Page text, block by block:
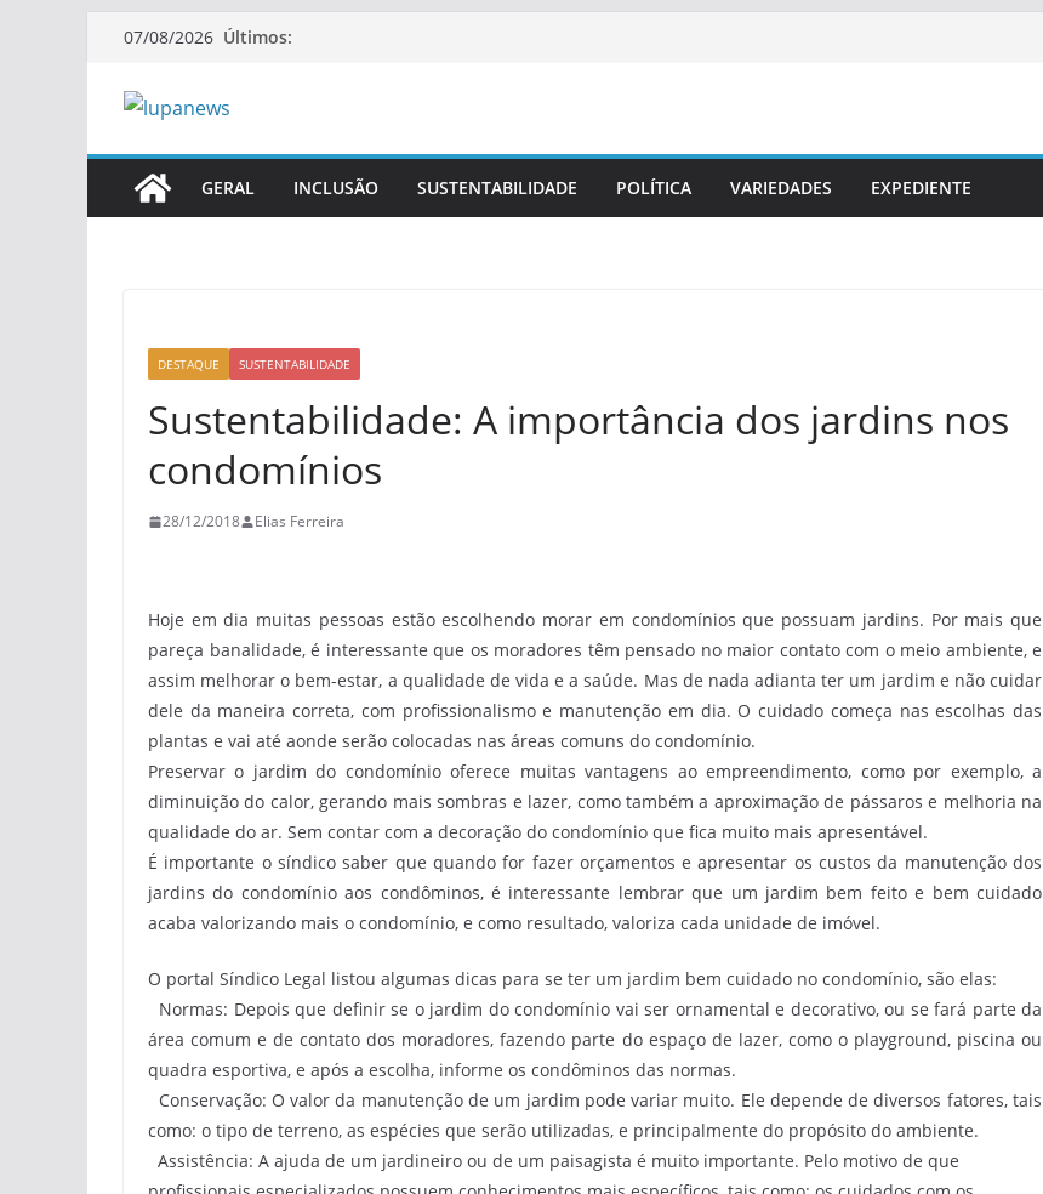
Pular07/08/2026 Últimos:
GERAL INCLUSÃO SUSTENTABILIDADE POLÍTICA VARIEDADES EXPEDIENTE
DESTAQUE SUSTENTABILIDADE
Sustentabilidade: A importância dos jardins nos
condomínios
28/12/2018 Elias Ferreira
Hoje em dia muitas pessoas estão escolhendo morar em condomínios que possuam jardins. Por mais que
pareça banalidade, é interessante que os moradores têm pensado no maior contato com o meio ambiente, e
assim melhorar o bem-estar, a qualidade de vida e a saúde. Mas de nada adianta ter um jardim e não cuidar
dele da maneira correta, com profissionalismo e manutenção em dia. O cuidado começa nas escolhas das
plantas e vai até aonde serão colocadas nas áreas comuns do condomínio.
Preservar o jardim do condomínio oferece muitas vantagens ao empreendimento, como por exemplo, a
diminuição do calor, gerando mais sombras e lazer, como também a aproximação de pássaros e melhoria na
qualidade do ar. Sem contar com a decoração do condomínio que fica muito mais apresentável.
É importante o síndico saber que quando for fazer orçamentos e apresentar os custos da manutenção dos
jardins do condomínio aos condôminos, é interessante lembrar que um jardim bem feito e bem cuidado
acaba valorizando mais o condomínio, e como resultado, valoriza cada unidade de imóvel.
O portal Síndico Legal listou algumas dicas para se ter um jardim bem cuidado no condomínio, são elas:
Normas: Depois que definir se o jardim do condomínio vai ser ornamental e decorativo, ou se fará parte da
área comum e de contato dos moradores, fazendo parte do espaço de lazer, como o playground, piscina ou
quadra esportiva, e após a escolha, informe os condôminos das normas.
Conservação: O valor da manutenção de um jardim pode variar muito. Ele depende de diversos fatores, tais
como: o tipo de terreno, as espécies que serão utilizadas, e principalmente do propósito do ambiente.
Assistência: A ajuda de um jardineiro ou de um paisagista é muito importante. Pelo motivo de que